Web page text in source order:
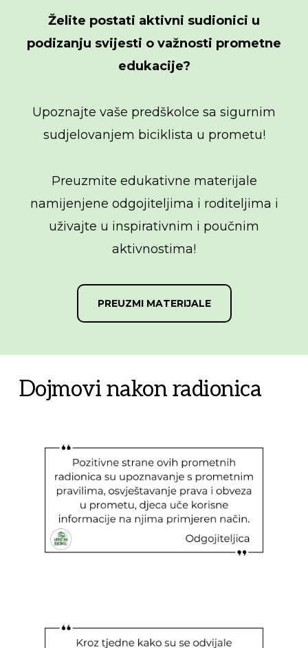
Želite postati aktivni sudionici u
podizanju svijesti o važnosti prometne
edukacije?
Upoznajte vaše predškolce sa sigurnim
sudjelovanjem biciklista u prometu!
Preuzmite edukativne materijale
namijenjene odgojiteljima i roditeljima i
uživajte u inspirativnim i poučnim
aktivnostima!
PREUZMI MATERIJALE
Dojmovi nakon radionica